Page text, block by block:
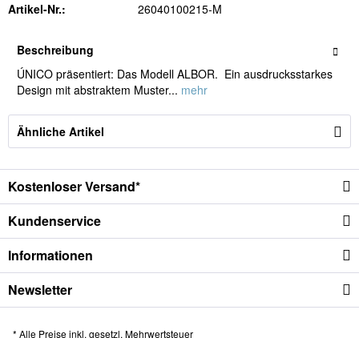
Artikel-Nr.: 26040100215-M
Beschreibung
ÚNICO präsentiert: Das Modell ALBOR. Ein ausdrucksstarkes
Design mit abstraktem Muster... mehr
Ähnliche Artikel
Kostenloser Versand*
Kundenservice
Informationen
Newsletter
* Alle Preise inkl. gesetzl. Mehrwertsteuer